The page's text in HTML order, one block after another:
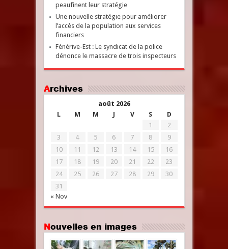
peaufinent leur stratégie
Une nouvelle stratégie pour améliorer
l’accès de la population aux services
financiers
Fénérive-Est : Le syndicat de la police
dénonce le massacre de trois inspecteurs
Archives
août 2026
L
M M J V S D
« Nov
1
2
3
4 5 6 7 8
9
10
11 12 13 14 15
16
17
18 19 20 21 22
23
24
25 26 27 28 29
30
31
Nouvelles en images